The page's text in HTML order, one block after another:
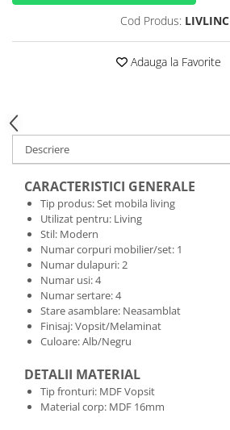
Cod Produs: LIVLINC
Adauga la Favorite
Descriere
CARACTERISTICI GENERALE
Tip produs: Set mobila living
Utilizat pentru: Living
Stil: Modern
Numar corpuri mobilier/set: 1
Numar dulapuri: 2
Numar usi: 4
Numar sertare: 4
Stare asamblare: Neasamblat
Finisaj: Vopsit/Melaminat
Culoare: Alb/Negru
DETALII MATERIAL
Tip fronturi: MDF Vopsit
Material corp: MDF 16mm